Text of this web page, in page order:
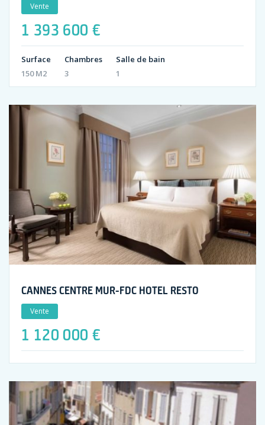
Vente
1 393 600 €
Surface
150 M2
Chambres
3
Salle de bain
1
CANNES CENTRE MUR-FDC HOTEL RESTO
Vente
1 120 000 €